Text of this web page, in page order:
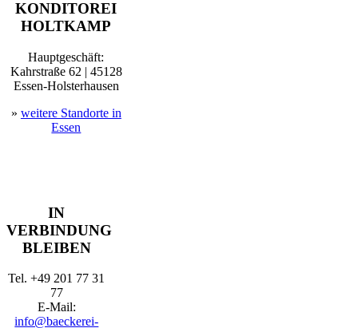
KONDITOREI
HOLTKAMP
Hauptgeschäft:
Kahrstraße 62 | 45128
Essen-Holsterhausen
» weitere Standorte in
Essen
IN
VERBINDUNG
BLEIBEN
Tel. +49 201 77 31
77
E-Mail:
info@baeckerei-